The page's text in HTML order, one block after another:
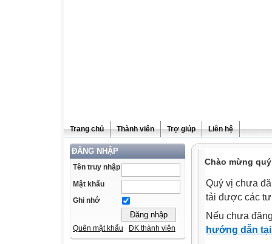
Trang chủ Thành viên Trợ giúp Liên hệ
ĐĂNG NHẬP
Tên truy nhập
Mật khẩu
Ghi nhớ
Quên mật khẩu ĐK thành viên
Chào mừng
Quý vị chưa
tải được các
Nếu chưa
hướng dẫn